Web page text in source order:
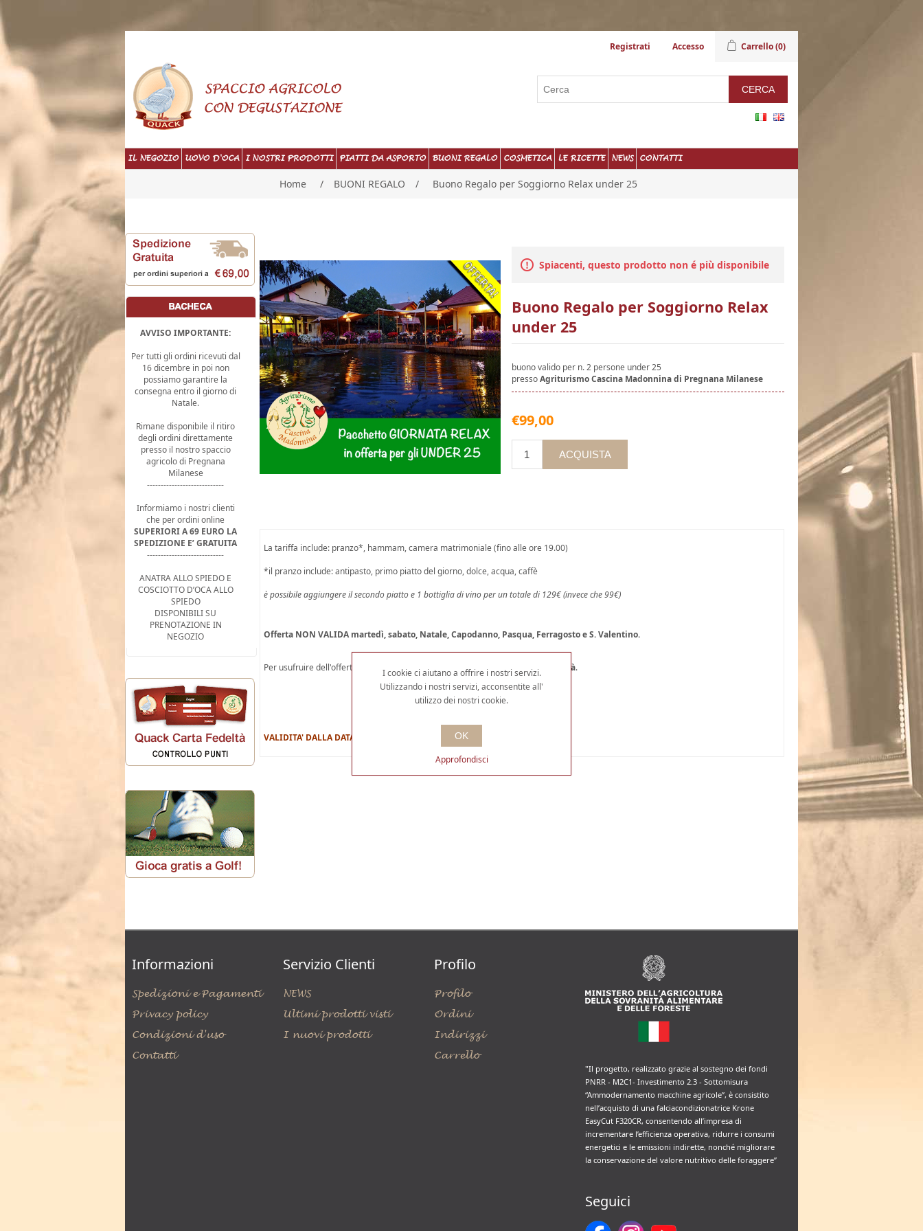
Registrati Accesso Carrello(0)
IL NEGOZIO UOVO D'OCA I NOSTRI PRODOTTI PIATTI DA ASPORTO BUONI REGALO COSMETICA LE RICETTE NEWS CONTATTI
Home / BUONI REGALO / Buono Regalo per Soggiorno Relax under 25
AVVISO IMPORTANTE:
Per tutti gli ordini ricevuti dal
16 dicembre in poi non
possiamo garantire la
consegna entro il giorno di
Natale.
Rimane disponibile il ritiro
degli ordini direttamente
presso il nostro spaccio
agricolo di Pregnana
Milanese
----------------------------
Informiamo i nostri clienti
che per ordini online
SUPERIORI A 69 EURO LA
SPEDIZIONE E’ GRATUITA
----------------------------
ANATRA ALLO SPIEDO E
COSCIOTTO D’OCA ALLO
SPIEDO
DISPONIBILI SU
PRENOTAZIONE IN
NEGOZIO
Spiacenti, questo prodotto non é più disponibile
Buono Regalo per Soggiorno Relax
under 25
buono valido per n. 2 persone under 25
pressoAgriturismo Cascina Madonnina di Pregnana Milanese
€99,00
La tariffa include: pranzo*, hammam, camera matrimoniale (fino alle ore 19.00)
*il pranzo include: antipasto, primo piatto del giorno, dolce, acqua, caffè
è possibile aggiungere il secondo piatto e 1 bottiglia di vino per un totale di 129€ (invece che 99€)
Offerta NON VALIDA martedì, sabato, Natale, Capodanno, Pasqua, Ferragosto e S. Valentino.
Per usufruire dell'offerta è sufficiente esibire un documento in corso di validità.
VALIDITA' DALLA DATA DI ACQUISTO: 6 MESI
Informazioni
Spedizioni e Pagamenti
Privacy policy
Condizioni d'uso
Contatti
Servizio Clienti
NEWS
Ultimi prodotti visti
I nuovi prodotti
Profilo
Profilo
Ordini
Indirizzi
Carrello
"Il progetto, realizzato grazie al sostegno dei fondi
PNRR - M2C1- Investimento 2.3 - Sottomisura
“Ammodernamento macchine agricole”, è consistito
nell’acquisto di una falciacondizionatrice Krone
EasyCut F320CR, consentendo all’impresa di
incrementare l’efficienza operativa, ridurre i consumi
energetici e le emissioni indirette, nonché migliorare
la conservazione del valore nutritivo delle foraggere”
Seguici
I cookie ci aiutano a offrire i nostri servizi.
Utilizzando i nostri servizi, acconsentite all'
utilizzo dei nostri cookie.
OK
Approfondisci